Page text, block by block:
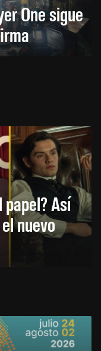
One sigue
papel? Así
nuevo